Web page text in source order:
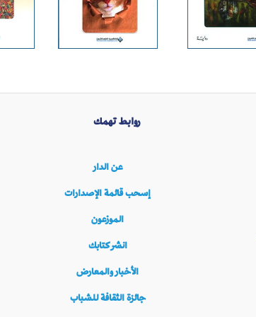
روابط تهمك
عن الدار
إسحب قائمة الإصدارات
الموزعون
انشر كتابك
الأخبار والمعارض
جائزة الثقافة للشباب